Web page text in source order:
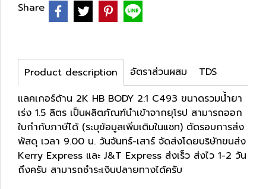
Share
Product description อัตราส่วนผสม
TDS
แลคเกอร์ด้าน 2K HB BODY 2:1 C493 ขนาดรวมน้ำยา
เร่ง 1.5 ลิตร เป็นผลิตภัณฑ์นำเข้าจากยุโรป สามารถออก
ใบกำกับภาษีได้ (ระบุข้อมูลเพิ่มเติมในแชท) ตัดรอบการส่ง
พัสดุ เวลา 9.00 น. วันจันทร์-เสาร์ จัดส่งโดยบริษัทขนส่ง
Kerry Express และ J&T Express ส่งเร็ว ส่งไว 1-2 วัน
ถึงครับ สามารถชำระเงินปลายทางได้ครับ